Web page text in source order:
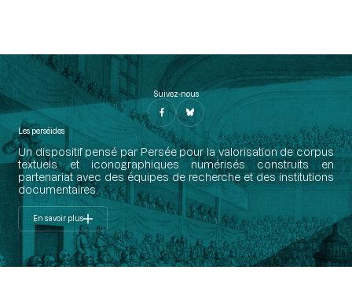
Suivez-nous
Les perséides
Un dispositif pensé par Persée pour la valorisation de corpus
textuels et iconographiques numérisés construits en
partenariat avec des équipes de recherche et des institutions
documentaires.
En savoir plus